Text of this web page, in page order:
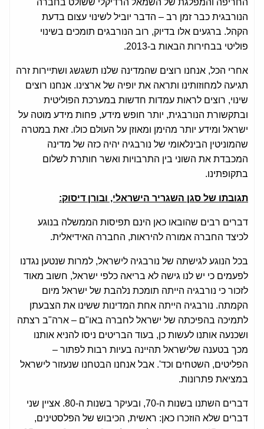
הנורבגית כבר זמן רב – הדבר יוביל לשינוי עצום בדעת
הקהל. ברגעים אלו בדיוק, רוב הנורבגים תומכים בשינוי
פוליטי בבחירות הבאות ב-2013.
אחרי הכל, אנחנו רוצים שהמדינה שלנו תשגשג ושתיירות זרה
תגיעה למחוזותינו ותראה את יופיה של ארצינו. אנחנו רוצים
שינוי, רוצים לראות עמדות חדשות במערכת הפוליטית
ובתקשורת הנורבגית, יותר חופש מידע, פחות מידע מוטה על
ישראל ומידע יותר מהימן ומאוזן על העולם כולו. זאת במטרה
שהמוניטין הבינלאומי של נורבגיה יהיה כזה של מדינה
המכבדת את השוני בין התרבויות ואשר חותרת לשלום
בתקופתינו.
תגובתו של סגן השגריר הישראלי, ובורן דיסוק:
דברים רבים שהובאו כאן הינם תפיסות הממשלה בנוגע
לכיצד החברה אמורה להיראות, החברה האידיאלית.
בכל הנוגע לגישתה של נורבגיה לישראל, למרות שנטען נגדנו
לפעמים כי יש לנו גישה לא בריאה כלפי ישראל, חשוב מאוד
לזכור כי נורבגיה הייתה תומכת נלהבת של ישראל מיום
הקמתה. נורבגיה הייתה אחת המדינות ששינו את הצבעתן
לתמיכה בהפיכתה של ישראל לחברה באו"ם – ארה"ב רצתה
ושכנעה אותנו לעשות כן, בעוד הבריטים ניסו להניא אותנו
מכך בטענה שלישראל תהיינה בעיות רבות לפתור –
הפליטים, השטחים וכד'. אבל אנחנו הבטחנו שנעזור לישראל
במציאת פתרונות.
דברים השתנו בשנות ה-70, ובעיקר בשנות ה-80. אציין שני
דברים שלא הוזכרו כאן: ראשית, הכיבוש של הפלסטינים,